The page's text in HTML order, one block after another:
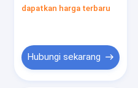
Rotating Ceiling
dapatkan harga terbaru
Hubungi sekarang